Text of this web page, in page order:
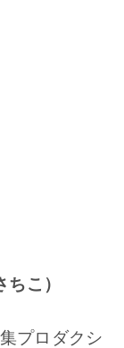
こ）
プロダクシ